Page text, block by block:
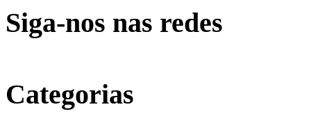
Siga-nos nas redes
Categorias